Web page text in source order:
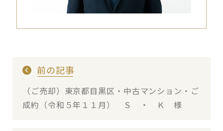
前の記事
（ご売却）東京都目黒区・中古マンション・ご
成約（令和５年１１月） Ｓ ・ Ｋ 様